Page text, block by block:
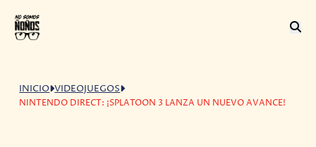
INICIO VIDEOJUEGOS
NINTENDO DIRECT: ¡SPLATOON 3 LANZA UN NUEVO AVANCE!